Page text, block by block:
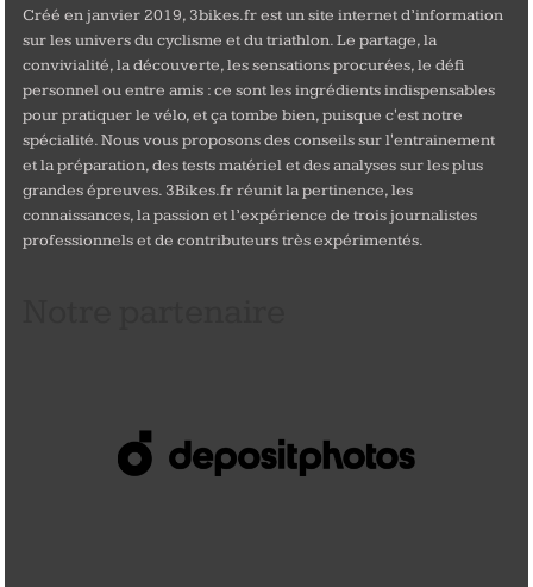
Créé en janvier 2019, 3bikes.fr est un site internet d’information
sur les univers du cyclisme et du triathlon. Le partage, la
convivialité, la découverte, les sensations procurées, le défi
personnel ou entre amis : ce sont les ingrédients indispensables
pour pratiquer le vélo, et ça tombe bien, puisque c'est notre
spécialité. Nous vous proposons des conseils sur l'entrainement
et la préparation, des tests matériel et des analyses sur les plus
grandes épreuves. 3Bikes.fr réunit la pertinence, les
connaissances, la passion et l’expérience de trois journalistes
professionnels et de contributeurs très expérimentés.